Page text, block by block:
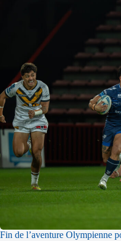
Fin de l’aventure Olympienne